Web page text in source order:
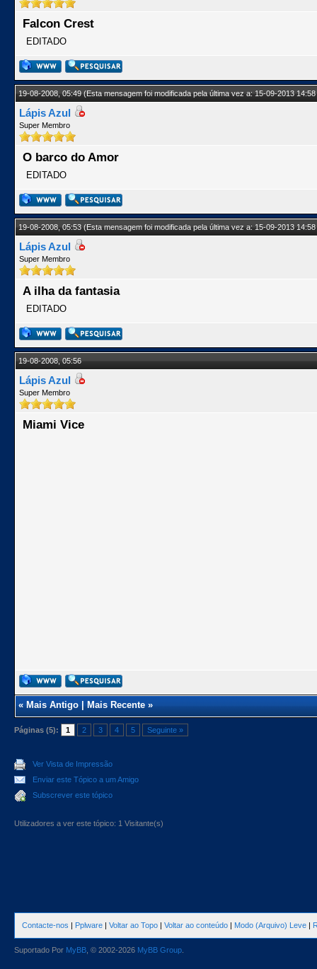
Falcon Crest
EDITADO
19-08-2008, 05:49(Esta mensagem foi modificada pela última vez a: 15-09-2013
Lápis Azul
Super Membro
O barco do Amor
EDITADO
19-08-2008, 05:53(Esta mensagem foi modificada pela última vez a: 15-09-2013
Lápis Azul
Super Membro
A ilha da fantasia
EDITADO
19-08-2008, 05:56
Lápis Azul
Super Membro
Miami Vice
«Mais Antigo|Mais Recente»
Páginas (5): 1 2 3 4 5 Seguinte »
Ver Vista de Impressão
Enviar este Tópico a um Amigo
Subscrever este tópico
Utilizadores a ver este tópico: 1 Visitante(s)
Contacte-nos | Pplware | Voltar ao Topo | Voltar ao conteúdo | Modo (Arquivo) Leve |
Suportado Por MyBB , © 2002-2026 MyBB Group